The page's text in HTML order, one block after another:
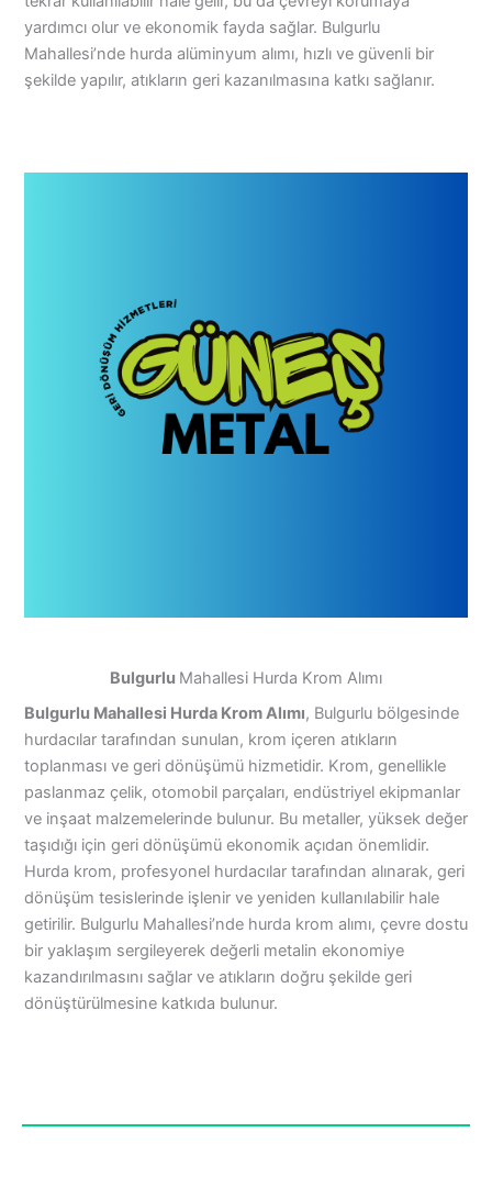
yardımcı olur ve ekonomik fayda sağlar. Bulgurlu
Mahallesi’nde hurda alüminyum alımı, hızlı ve güvenli bir
şekilde yapılır, atıkların geri kazanılmasına katkı sağlanır.
Bulgurlu Mahallesi Hurda Krom Alımı
Bulgurlu Mahallesi Hurda Krom Alımı, Bulgurlu bölgesinde
hurdacılar tarafından sunulan, krom içeren atıkların
toplanması ve geri dönüşümü hizmetidir. Krom, genellikle
paslanmaz çelik, otomobil parçaları, endüstriyel ekipmanlar
ve inşaat malzemelerinde bulunur. Bu metaller, yüksek değer
taşıdığı için geri dönüşümü ekonomik açıdan önemlidir.
Hurda krom, profesyonel hurdacılar tarafından alınarak, geri
dönüşüm tesislerinde işlenir ve yeniden kullanılabilir hale
getirilir. Bulgurlu Mahallesi’nde hurda krom alımı, çevre dostu
bir yaklaşım sergileyerek değerli metalin ekonomiye
kazandırılmasını sağlar ve atıkların doğru şekilde geri
dönüştürülmesine katkıda bulunur.